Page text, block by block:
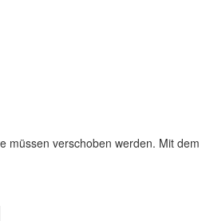
verschoben werden. Mit